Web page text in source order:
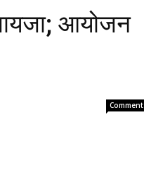
आयोजन
Comment